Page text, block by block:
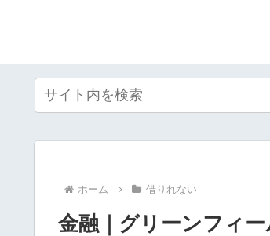
ホーム 借りれない
金融｜グリーンフィ